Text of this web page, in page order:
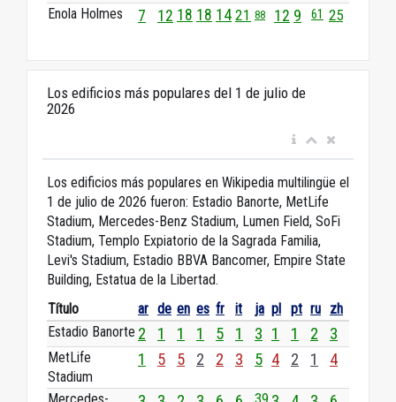
Enola Holmes
7 12 18 18 14 21 88 12 9 61 25
Los edificios más populares del 1 de julio de
2026
Los edificios más populares en Wikipedia multilingüe el
1 de julio de 2026 fueron: Estadio Banorte, MetLife
Stadium, Mercedes-Benz Stadium, Lumen Field, SoFi
Stadium, Templo Expiatorio de la Sagrada Familia,
Levi's Stadium, Estadio BBVA Bancomer, Empire State
Building, Estatua de la Libertad.
Título
ar de en es fr it ja pl pt ru zh
Estadio Banorte 2 1 1 1 5 1 3 1 1 2 3
MetLife
Stadium
1 5 5 2 2 3 5 4 2 1 4